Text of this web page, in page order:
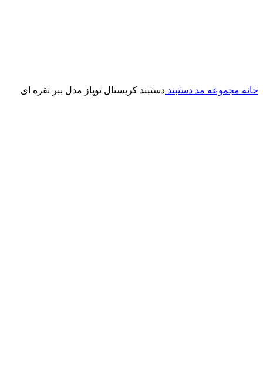
خانه مجموعه مد دستبند دستبند کریستال توپاز مدل ببر نقره ای